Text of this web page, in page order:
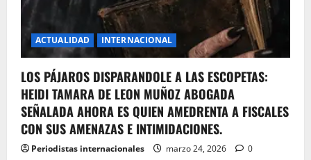
ACTUALIDAD INTERNACIONAL
LOS PÁJAROS DISPARANDOLE A LAS ESCOPETAS:
HEIDI TAMARA DE LEON MUÑOZ ABOGADA
SEÑALADA AHORA ES QUIEN AMEDRENTA A FISCALES
CON SUS AMENAZAS E INTIMIDACIONES.
Periodistas internacionales marzo 24, 2026 0